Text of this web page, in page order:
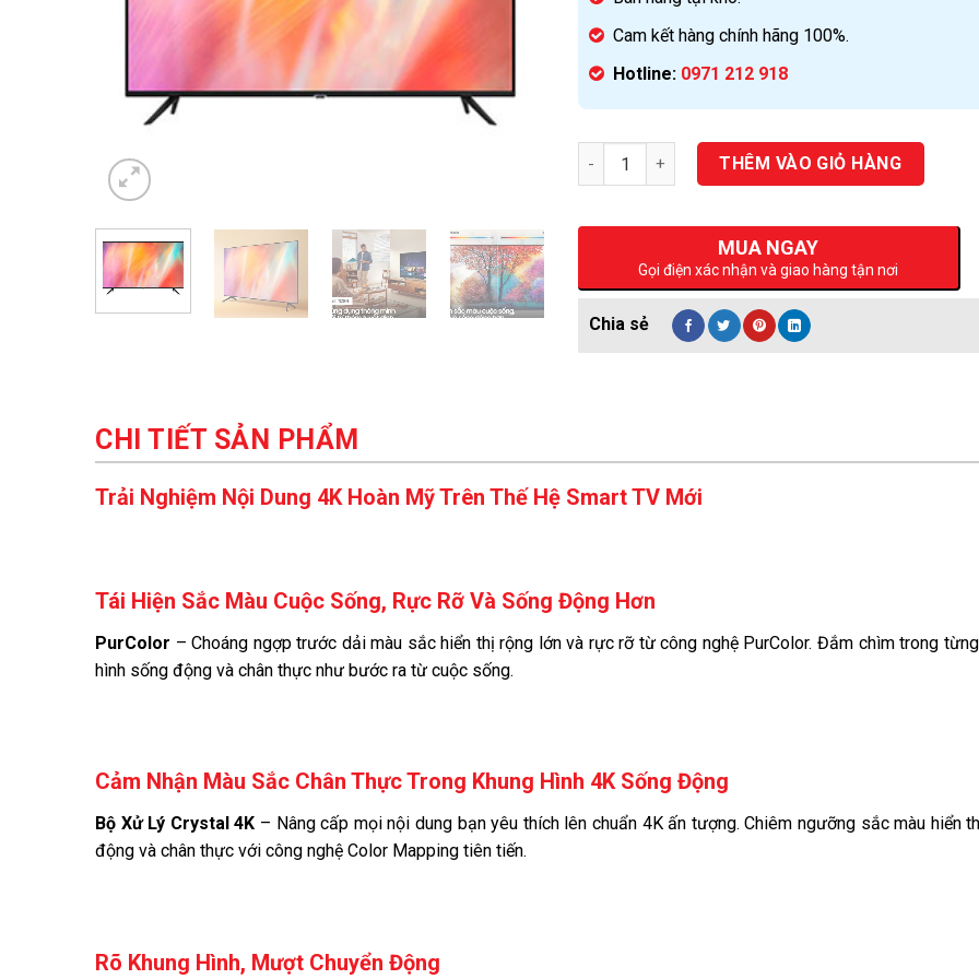
Cam kết hàng chính hãng 100%.
Hotline: 0971 212 918
Số lượng THÊM VÀO GIỎ HÀNG
MUA NGAY
Gọi điện xác nhận và giao hàng tận nơi
CHI TIẾT SẢN PHẨM
Trải Nghiệm Nội Dung 4K Hoàn Mỹ Trên Thế Hệ Smart TV Mới
Tái Hiện Sắc Màu Cuộc Sống, Rực Rỡ Và Sống Động Hơn
PurColor – Choáng ngợp trước dải màu sắc hiển thị rộng lớn và rực rỡ từ công nghệ PurColor. Đắm chìm trong
hình sống động và chân thực như bước ra từ cuộc sống.
Cảm Nhận Màu Sắc Chân Thực Trong Khung Hình 4K Sống Động
Bộ Xử Lý Crystal 4K – Nâng cấp mọi nội dung bạn yêu thích lên chuẩn 4K ấn tượng. Chiêm ngưỡng sắc màu hiển
động và chân thực với công nghệ Color Mapping tiên tiến.
Rõ Khung Hình, Mượt Chuyển Động